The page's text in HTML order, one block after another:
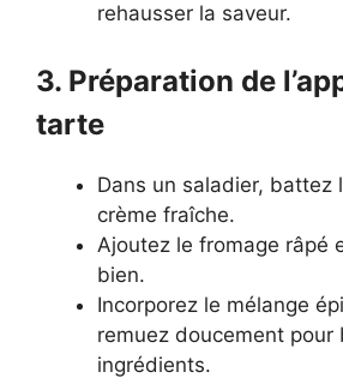
rehausser la saveur.
3. Préparation de
tarte
Dans un saladier,
crème fraîche.
Ajoutez le fromage râpé
bien.
Incorporez le mélange
remuez doucement pour
ingrédients.